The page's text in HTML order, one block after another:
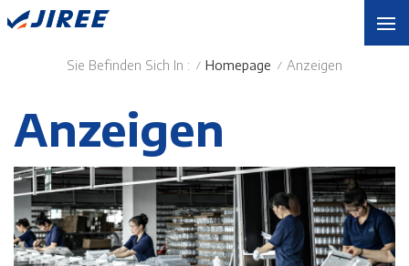
Sie Befinden Sich In : / Homepage / Anzeigen
Anzeigen